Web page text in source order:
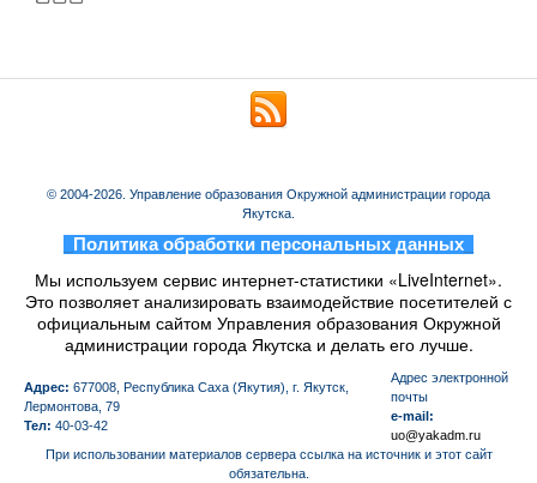
© 2004-2026. Управление образования Окружной администрации города
Якутска.
Политика обработки персональных данных
Мы используем сервис интернет-статистики «LiveInternet».
Это позволяет анализировать взаимодействие посетителей с
официальным сайтом Управления образования Окружной
администрации города Якутска и делать его лучше.
Адрес: 677008, Республика Саха (Якутия), г. Якутск,
Лермонтова, 79
Тел: 40-03-42
Aдрес электронной
почты
e-mail:
uo@yakadm.ru
При использовании материалов сервера ссылка на источник и этот сайт
обязательна.